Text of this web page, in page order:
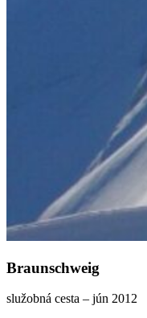
Braunschweig
služobná cesta – jún 2012